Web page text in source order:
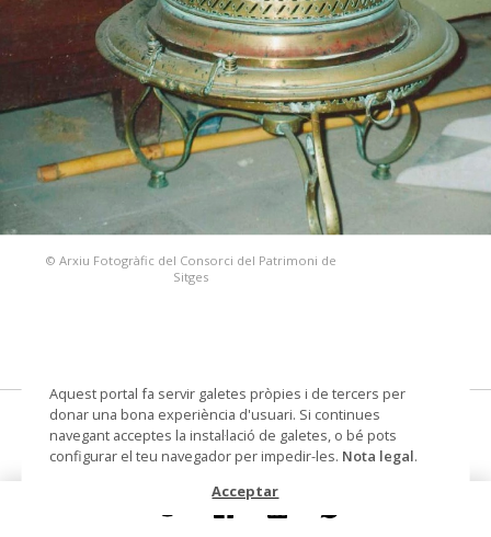
© Arxiu Fotogràfic del Consorci del Patrimoni de
Sitges
braser
Datació Segle XIX
Aquest portal fa servir galetes pròpies i de tercers per
donar una bona experiència d'usuari. Si continues
navegant acceptes la instal·lació de galetes, o bé pots
configurar el teu navegador per impedir-les. Nota legal.
Acceptar